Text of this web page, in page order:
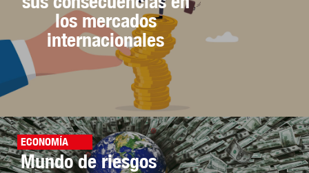
los mercados
internacionales
ECONOMÍA
Mundo de riesgos